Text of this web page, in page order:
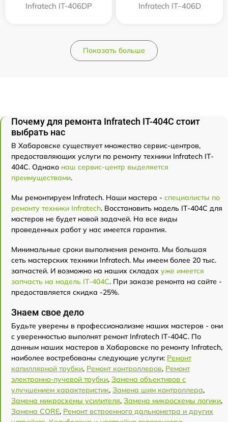
Infratech IT-406DP Infratech IT–406D
Показать больше
Почему для ремонта Infratech IT-404C стоит
выбрать нас
В Хабаровске существует множество сервис-центров,
предоставляющих услуги по ремонту техники Infratech IT-
404C. Однако наш сервис-центр выделяется
преимуществами.
Мы ремонтируем Infratech. Наши мастера - специалисты по
ремонту техники Infratech. Восстановить модель IT-404C для
мастеров не будет новой задачей. На все виды
проведенных работ у нас имеется гарантия.
Минимальные сроки выполнения ремонта. Мы большая
сеть мастерских техники Infratech. Мы имеем более 20 тыс.
запчастей. И возможно на наших складах уже имеется
запчасть на модель IT-404C. При заказе ремонта на сайте -
предоставляется скидка -25%.
Знаем свое дело
Будьте уверены в профессионализме наших мастеров - они
с уверенностью выполнят ремонт Infratech IT-404C. По
данным наших мастеров в Хабаровске по ремонту Infratech,
наиболее востребованы следующие услуги: Ремонт
капиллярной трубки, Ремонт контроллеров, Ремонт
электронно-лучевой трубки, Замена объективов с
улучшением характеристик, Замена шим контроллера,
Замена микросхемы усилителя, Замена микросхемы логики,
Замена CORE, Ремонт встроенного дальнометра и других